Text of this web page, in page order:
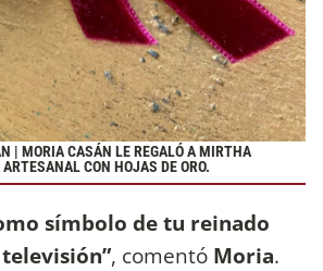
| MORIA CASÁN LE REGALÓ A MIRTHA
CON HOJAS DE ORO.
símbolo de tu reinado
, comentó Moria.